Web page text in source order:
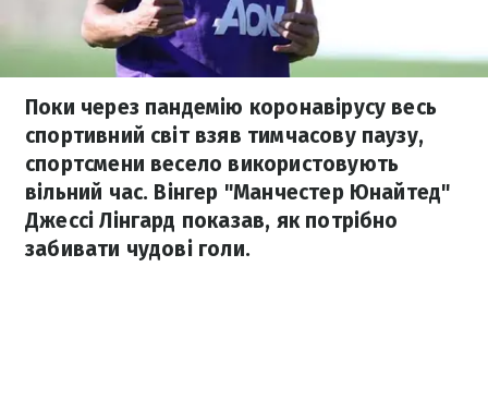
Поки через пандемію коронавірусу весь
спортивний світ взяв тимчасову паузу,
спортсмени весело використовують
вільний час. Вінгер "Манчестер Юнайтед"
Джессі Лінгард показав, як потрібно
забивати чудові голи.